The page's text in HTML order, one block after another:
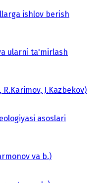
ishlov berish
ularni ta'mirlash
J.Kazbekov)
asoslari
va b.)